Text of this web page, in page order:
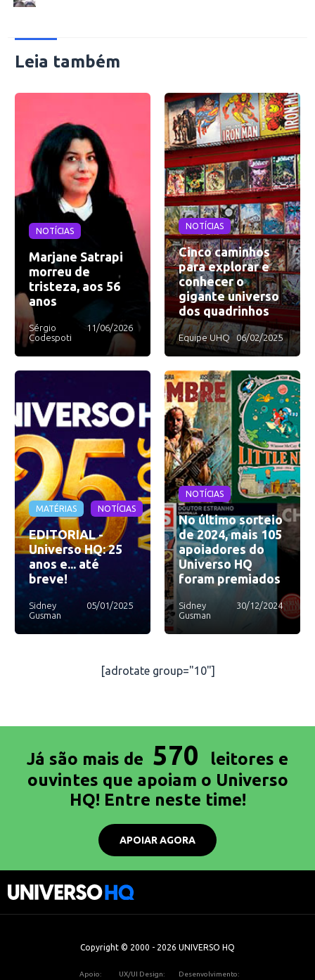
Leia também
NOTÍCIAS
Marjane Satrapi
morreu de
tristeza, aos 56
anos
Sérgio
Codespoti
11/06/2026
NOTÍCIAS
Cinco caminhos
para explorar e
conhecer o
gigante universo
dos quadrinhos
Equipe UHQ 06/02/2025
MATÉRIAS NOTÍCIAS
EDITORIAL -
Universo HQ: 25
anos e... até
breve!
Sidney
Gusman
05/01/2025
NOTÍCIAS
No último sorteio
de 2024, mais 105
apoiadores do
Universo HQ
foram premiados
Sidney
Gusman
30/12/2024
[adrotate group="10"]
Já são mais de 570
leitores e
ouvintes que apoiam o Universo
HQ! Entre neste time!
APOIAR AGORA
Copyright © 2000 - 2026 UNIVERSO HQ
Apoio: UX/UI Design: Desenvolvimento: